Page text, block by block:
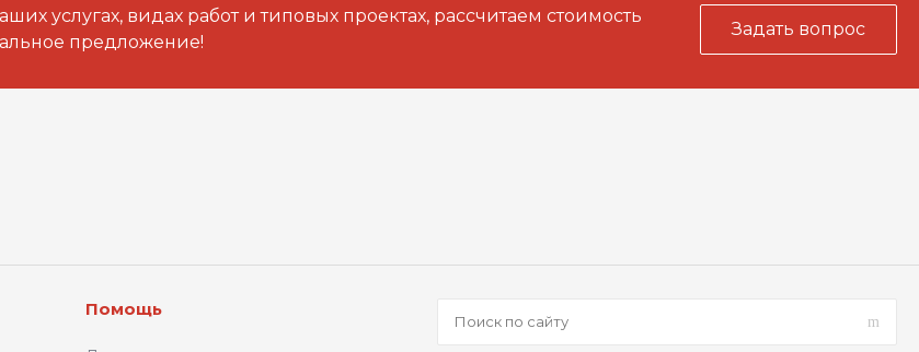
услугах, видах работ и типовых проектах, рассчитаем стоимость
предложение!
Задать вопрос
Помощь